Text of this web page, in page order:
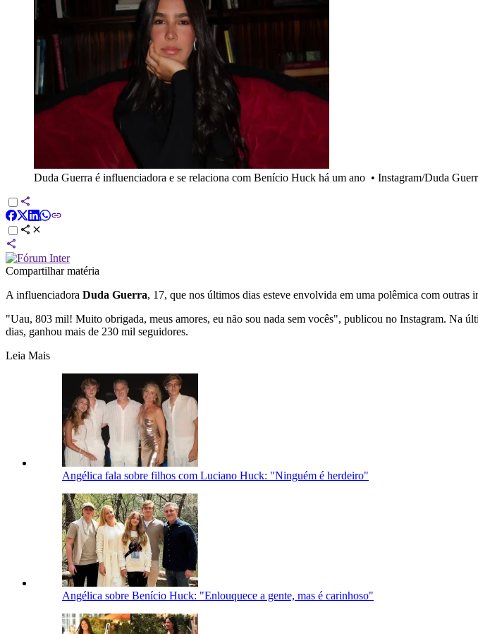
Duda Guerra é influenciadora e se relaciona com Benício Huck há um ano • Instagram/Duda
Compartilhar matéria
A influenciadora Duda Guerra, 17, que nos últimos dias esteve envolvida em uma polêmica com outras
"Uau, 803 mil! Muito obrigada, meus amores, eu não sou nada sem vocês", publicou no Instagram. Na
dias, ganhou mais de 230 mil seguidores.
Leia Mais
Angélica fala sobre filhos com Luciano Huck: "Ninguém é herdeiro"
Angélica sobre Benício Huck: "Enlouquece a gente, mas é carinhoso"